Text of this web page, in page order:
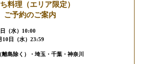
料理 （エリア限定）
ご予約のご案内
（水）10:00
10日（水）23:59
離島除く）・埼玉・千葉・神奈川